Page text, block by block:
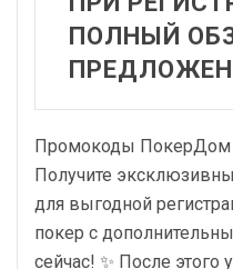
ПОЛНЫЙ
Промокоды ПокерДом
Получите
для выгодной
покер с
сейчас! ✨ После этого